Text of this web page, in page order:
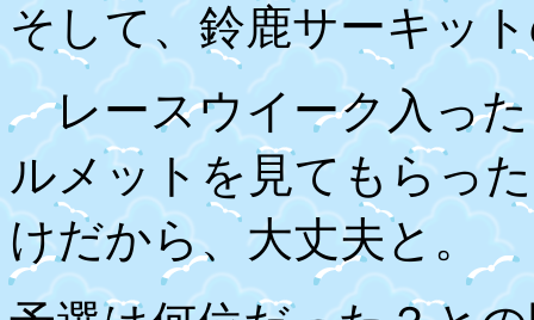
そして、鈴鹿サーキッ
レースウイーク入った
ルメットを見てもらっ
けだから、大丈夫と。